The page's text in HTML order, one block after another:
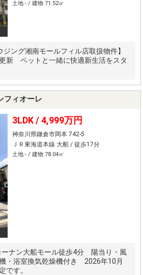
土地:- / 建物:71.52㎡
ジング湘南モールフィル店取扱物件】
新 ペットと一緒に快適新生活をスタ
フィオーレ
3LDK /4,999万円
神奈川県鎌倉市岡本 742-5
ＪＲ東海道本線 大船 / 徒歩17分
土地:- / 建物:78.04㎡
ナン大船モール徒歩4分 陽当り・風
・浴室換気乾燥機付き 2026年10月
定です。